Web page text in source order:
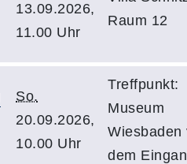
13.09.2026,
11.00 Uhr
Raum 12
So.
20.09.2026,
10.00 Uhr
Treffpunkt:
Museum
Wiesbaden
dem